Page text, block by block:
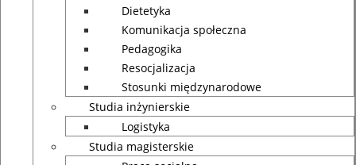
Dietetyka
Komunikacja społeczna
Pedagogika
Resocjalizacja
Stosunki międzynarodowe
Studia inżynierskie
Logistyka
Studia magisterskie